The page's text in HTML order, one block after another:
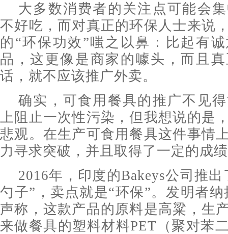
大多数消费者的关注点可能会
不好吃，而对真正的环保人士来说
的“环保功效”嗤之以鼻：比起有
品，这更像是商家的噱头，而且
话，就不应该推广外卖。
确实，可食用餐具的推广不见
上阻止一次性污染，但我想说的是
悲观。在生产可食用餐具这件事情
力寻求突破，并且取得了一定的成
2016年，印度的Bakeys公司推
勺子”，卖点就是“环保”。发明者
声称，这款产品的原料是高粱，生
来做餐具的塑料材料PET（聚对苯